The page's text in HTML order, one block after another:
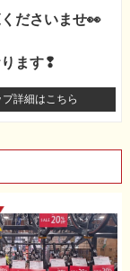
ださいませ👀
ます❢
プ詳細はこちら